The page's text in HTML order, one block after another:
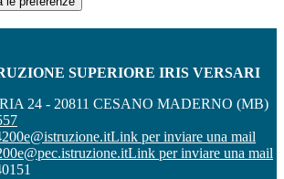
SUPERIORE IRIS VERSARI
24 - 20811 CESANO MADERNO (MB)
Link per inviare una mail
Link per inviare una mail